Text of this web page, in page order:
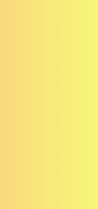
Đông y
soạn.
bộ sách